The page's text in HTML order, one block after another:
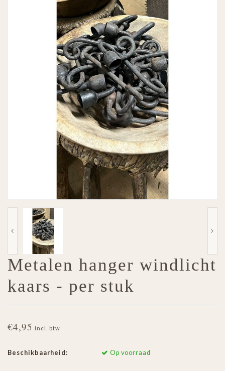
Metalen hanger windlicht
kaars - per stuk
€4,95 Incl. btw
Beschikbaarheid: Op voorraad